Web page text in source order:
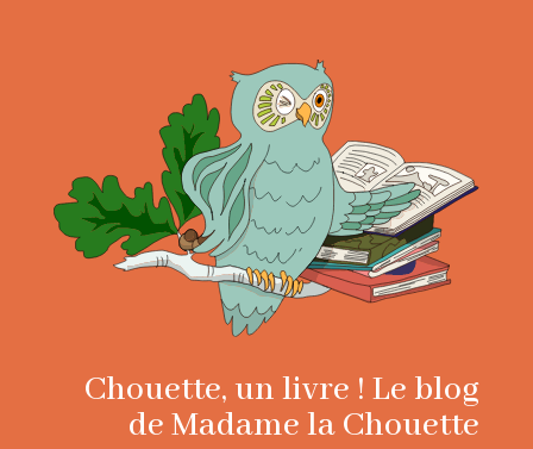
Chouette, un livre ! Le blog
de Madame la Chouette